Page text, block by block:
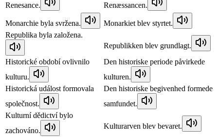
Renesance. Renæssancen.
Monarchie byla svržena.
Monarkiet blev styrtet.
Republika byla založena.
Republikken blev grundlagt.
Historické období ovlivnilo
kulturu.
Den historiske periode påvirkede
kulturen.
Historická událost formovala
společnost.
Den historiske begivenhed formede
samfundet.
Kulturní dědictví bylo
zachováno.
Kulturarven blev bevaret.